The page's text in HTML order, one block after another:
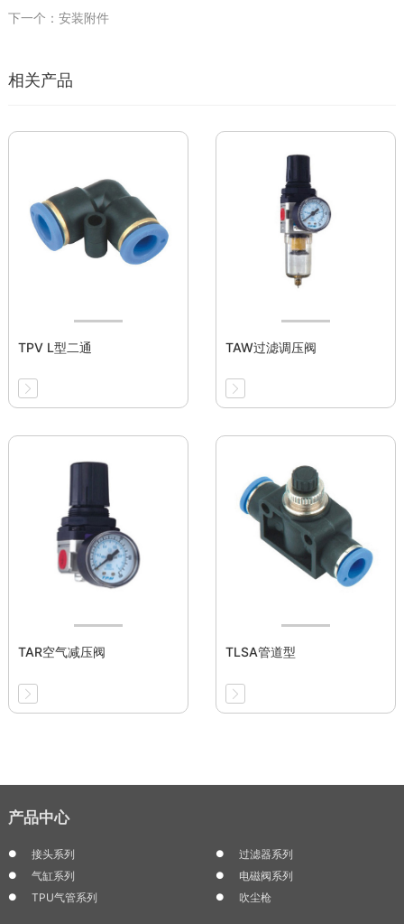
下一个：安装附件
相关产品
TPV L型二通 TAW过滤调压阀
TAR空气减压阀 TLSA管道型
产品中心
接头系列
过滤器系列
气缸系列
电磁阀系列
TPU气管系列
吹尘枪